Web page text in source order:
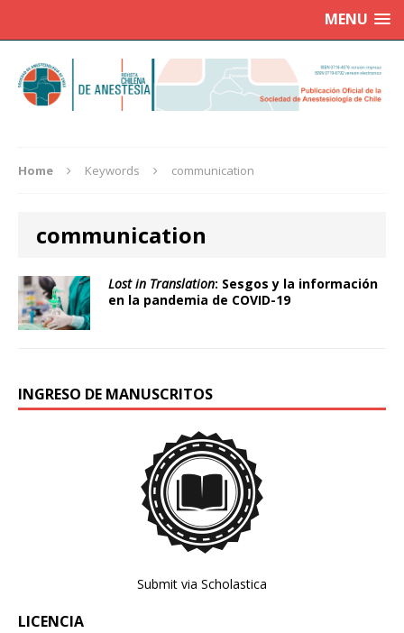
MENU
Home Keywords communication
communication
Lost in Translation: Sesgos y la información
en la pandemia de COVID-19
INGRESO DE MANUSCRITOS
Submit via Scholastica
LICENCIA